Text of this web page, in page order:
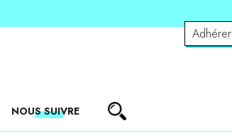
Adhérer
NOUS SUIVRE